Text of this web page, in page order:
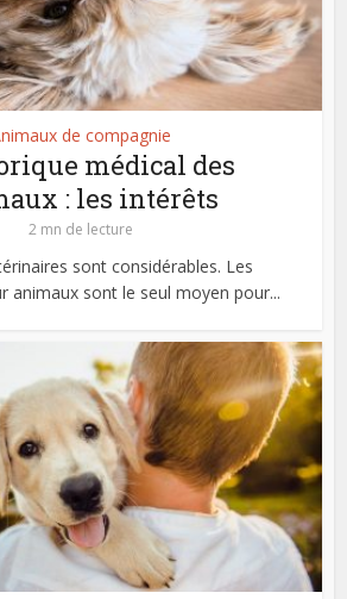
de compagnie
médical des
: les intérêts
2 mn de lecture
sont considérables. Les
animaux sont le seul moyen pour...